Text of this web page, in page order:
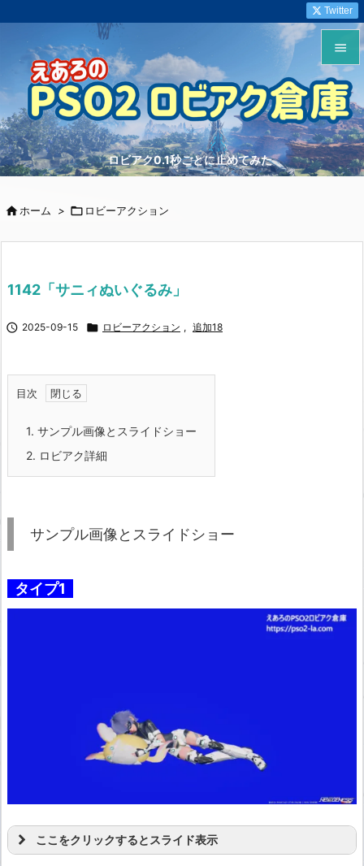
ロビアク0.1秒ごとに止めてみた


メニュ

サイド


Twitter
ホーム >  ロビーアクション
1142「サニィぬいぐるみ」
 2025-09-15  ロビーアクション , 追加18
目次
1. サンプル画像とスライドショー
2. ロビアク詳細
サンプル画像とスライドショー
タイプ1
ここをクリックするとスライド表示